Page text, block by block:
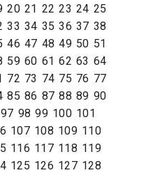
20 21 22 23 24 25
33 34 35 36 37 38
46 47 48 49 50 51
59 60 61 62 63 64
72 73 74 75 76 77
85 86 87 88 89 90
97 98 99 100 101
107 108 109 110
116 117 118 119
125 126 127 128